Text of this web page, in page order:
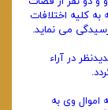
کلیه اختلافات
می‌ نماید.
در آراء
وی به